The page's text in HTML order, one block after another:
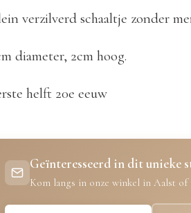
verzilverd schaaltje zonder
diameter, 2cm hoog.
helft 20e eeuw
Geïnteresseerd in dit unieke
Kom langs in onze winkel in Aalst